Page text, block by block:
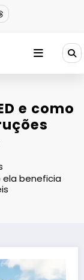
e como
ela beneficia